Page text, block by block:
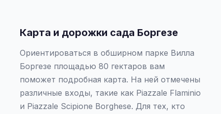
Карта и дорожки сада Боргезе
Ориентироваться в обширном парке Вилла
Боргезе площадью 80 гектаров вам
поможет подробная карта. На ней отмечены
различные входы, такие как Piazzale Flaminio
и Piazzale Scipione Borghese. Для тех, кто